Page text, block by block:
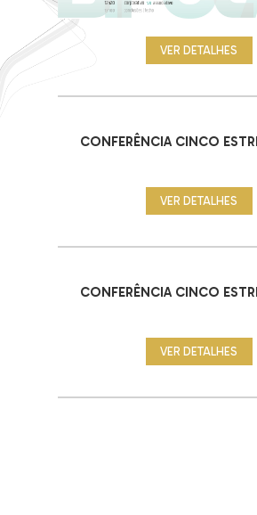
VER DETALHES
CONFERÊNCIA CINCO
VER DETALHES
CONFERÊNCIA CINCO
VER DETALHES